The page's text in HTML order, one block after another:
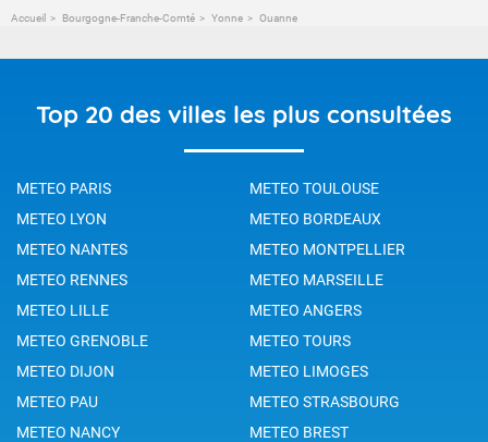
Accueil Bourgogne-Franche-Comté Yonne Ouanne
Top 20 des villes les plus consultées
METEO PARIS
METEO TOULOUSE
METEO LYON
METEO BORDEAUX
METEO NANTES
METEO MONTPELLIER
METEO RENNES
METEO MARSEILLE
METEO LILLE
METEO ANGERS
METEO GRENOBLE
METEO TOURS
METEO DIJON
METEO LIMOGES
METEO PAU
METEO STRASBOURG
METEO NANCY
METEO BREST